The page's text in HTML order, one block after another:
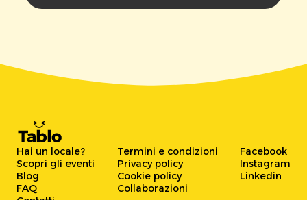
Hai un locale?
Scopri gli eventi
Blog
FAQ
Termini e condizioni
Privacy policy
Cookie policy
Collaborazioni
Facebook
Instagram
Linkedin